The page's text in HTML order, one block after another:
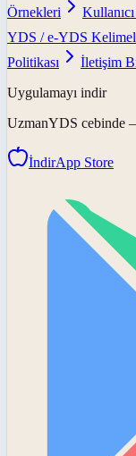
Örnekleri
YDS / e-YDS
Politikası
İletişim
Uygulamayı indir
UzmanYDS cebinde
İndirApp Store